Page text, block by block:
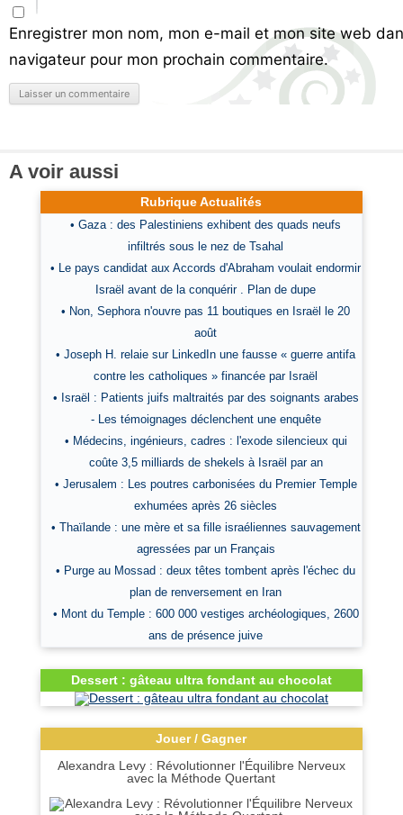
Enregistrer mon nom, mon e-mail et mon site web
navigateur pour mon prochain commentaire.
A voir aussi
Rubrique Actualités
• Gaza : des Palestiniens exhibent des quads neufs
infiltrés sous le nez de Tsahal
• Le pays candidat aux Accords d'Abraham voulait endormir
Israël avant de la conquérir . Plan de dupe
• Non, Sephora n'ouvre pas 11 boutiques en Israël le 20
août
• Joseph H. relaie sur LinkedIn une fausse « guerre antifa
contre les catholiques » financée par Israël
• Israël : Patients juifs maltraités par des soignants arabes
- Les témoignages déclenchent une enquête
• Médecins, ingénieurs, cadres : l'exode silencieux qui
coûte 3,5 milliards de shekels à Israël par an
• Jerusalem : Les poutres carbonisées du Premier Temple
exhumées après 26 siècles
• Thaïlande : une mère et sa fille israéliennes sauvagement
agressées par un Français
• Purge au Mossad : deux têtes tombent après l'échec du
plan de renversement en Iran
• Mont du Temple : 600 000 vestiges archéologiques, 2600
ans de présence juive
Dessert : gâteau ultra fondant au chocolat
Jouer / Gagner
Alexandra Levy : Révolutionner l'Équilibre Nerveux
avec la Méthode Quertant